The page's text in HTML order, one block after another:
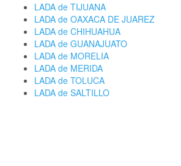
LADA de TIJUANA
LADA de OAXACA DE JUAREZ
LADA de CHIHUAHUA
LADA de GUANAJUATO
LADA de MORELIA
LADA de MERIDA
LADA de TOLUCA
LADA de SALTILLO